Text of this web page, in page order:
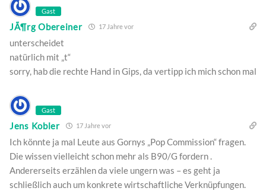
Gast
JÃ¶rg Obereiner 17 Jahre vor
unterscheidet
natürlich mit „t“
sorry, hab die rechte Hand in Gips, da vertipp ich mich schon mal
Gast
Jens Kobler 17 Jahre vor
Ich könnte ja mal Leute aus Gornys „Pop Commission“ fragen.
Die wissen vielleicht schon mehr als B90/G fordern .
Andererseits erzählen da viele ungern was – es geht ja
schließlich auch um konkrete wirtschaftliche Verknüpfungen.